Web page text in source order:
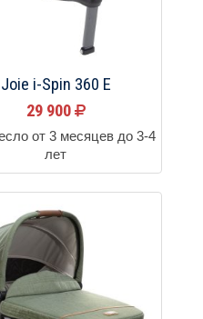
Joie i-Spin 360 E
29 900
от 3 месяцев до 3-4
лет